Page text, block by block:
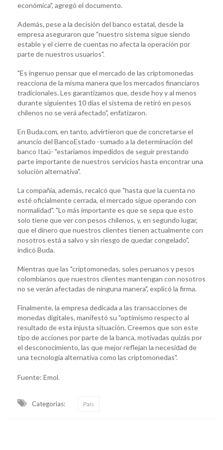
económica", agregó el documento.
Además, pese a la decisión del banco estatal, desde la
empresa aseguraron que "nuestro sistema sigue siendo
estable y el cierre de cuentas no afecta la operación por
parte de nuestros usuarios".
"Es ingenuo pensar que el mercado de las criptomonedas
reacciona de la misma manera que los mercados financiaros
tradicionales. Les garantizamos que, desde hoy y al menos
durante siguientes 10 días el sistema de retiró en pesos
chilenos no se verá afectado", enfatizaron.
En Buda.com, en tanto, advirtieron que de concretarse el
anuncio del BancoEstado -sumado a la determinación del
banco Itaú- "estaríamos impedidos de seguir prestando
parte importante de nuestros servicios hasta encontrar una
solución alternativa".
La compañía, además, recalcó que "hasta que la cuenta no
esté oficialmente cerrada, el mercado sigue operando con
normalidad". "Lo más importante es que se sepa que esto
solo tiene que ver con pesos chilenos, y, en segundo lugar,
que el dinero que nuestros clientes tienen actualmente con
nosotros está a salvo y sin riesgo de quedar congelado",
indicó Buda.
Mientras que las "criptomonedas, soles peruanos y pesos
colombianos que nuestros clientes mantengan con nosotros
no se verán afectadas de ninguna manera", explicó la firma.
Finalmente, la empresa dedicada a las transacciones de
monedas digitales, manifestó su "optimismo respecto al
resultado de esta injusta situación. Creemos que son este
tipo de acciones por parte de la banca, motivadas quizás por
el desconocimiento, las que mejor reflejan la necesidad de
una tecnología alternativa como las criptomonedas".
Fuente: Emol.
Categorias: País